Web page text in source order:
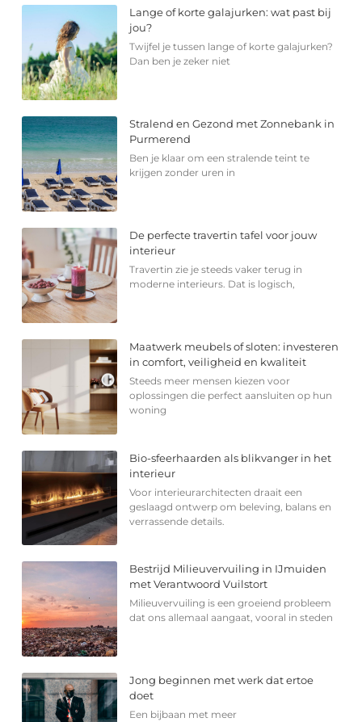
Lange of korte galajurken: wat past bij
jou?
Twijfel je tussen lange of korte galajurken?
Dan ben je zeker niet
Stralend en Gezond met Zonnebank in
Purmerend
Ben je klaar om een stralende teint te
krijgen zonder uren in
De perfecte travertin tafel voor jouw
interieur
Travertin zie je steeds vaker terug in
moderne interieurs. Dat is logisch,
Maatwerk meubels of sloten: investeren
in comfort, veiligheid en kwaliteit
Steeds meer mensen kiezen voor
oplossingen die perfect aansluiten op hun
woning
Bio-sfeerhaarden als blikvanger in het
interieur
Voor interieurarchitecten draait een
geslaagd ontwerp om beleving, balans en
verrassende details.
Bestrijd Milieuvervuiling in IJmuiden
met Verantwoord Vuilstort
Milieuvervuiling is een groeiend probleem
dat ons allemaal aangaat, vooral in steden
Jong beginnen met werk dat ertoe
doet
Een bijbaan met meer